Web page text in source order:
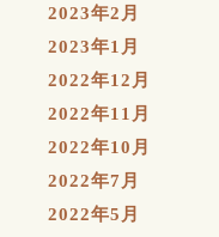
2023年2月
2023年1月
2022年12月
2022年11月
2022年10月
2022年7月
2022年5月